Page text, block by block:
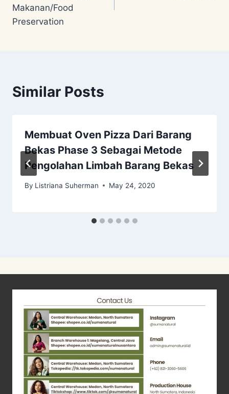
Makanan/Food
Preservation
Similar Posts
Membuat Oven Pizza Dari Barang
Bekas Phase 3 Sebagai Metode
Pengolahan Limbah Barang Bekas
By Listriana Suherman May 24, 2020